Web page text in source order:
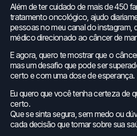
Além de ter cuidado de mais de 450
tratamento oncológico, ajudo
pessoas no meu canal do instagram,
médico direcionado ao câncer de
E agora, quero te mostrar que o
mas um desafio que pode ser
certo e com uma dose de esperança.
Eu quero que você tenha certeza de
certo.
Que se sinta segura, sem medo ou
cada decisão que tomar sobre sua